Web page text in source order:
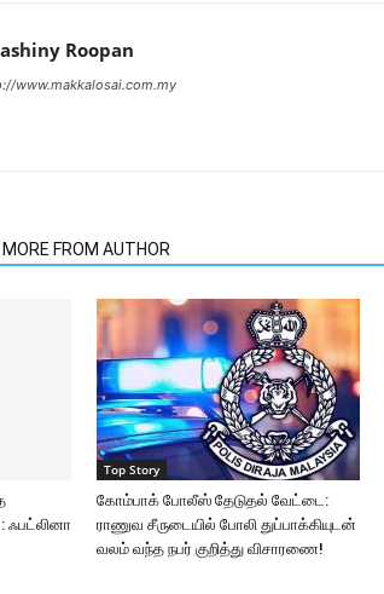
Roopan
www.makkalosai.com.my
MORE FROM AUTHOR
Top Story
கோம்பாக் போலீஸ் தேடுதல் வேட்டை:
ராணுவ சீருடையில் போலி துப்பாக்கியுடன்
வலம் வந்த நபர் குறித்து விசாரணை!